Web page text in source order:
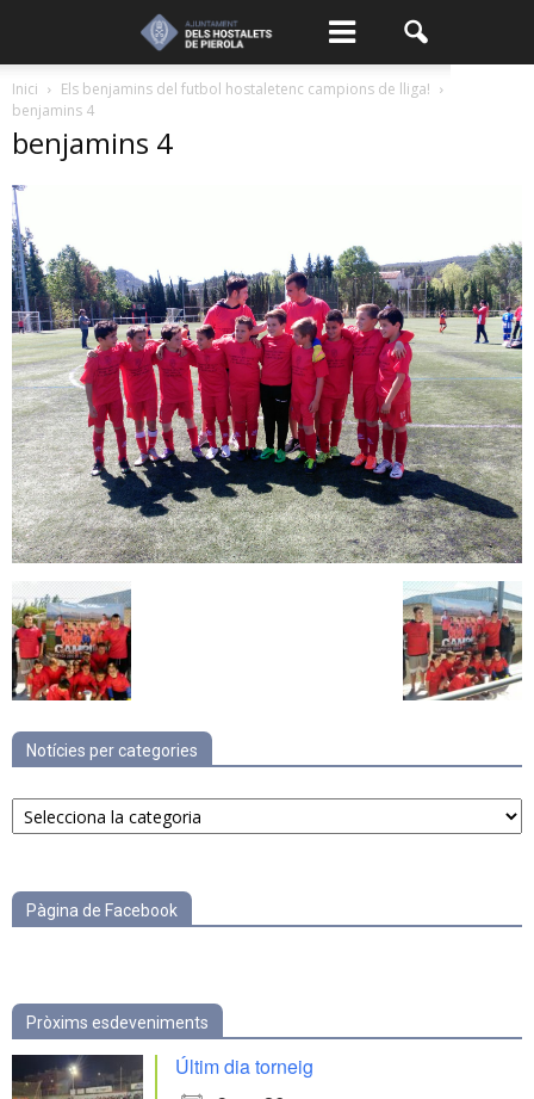
Inici
Els benjamins del futbol hostaletenc campions de lliga!
benjamins 4
benjamins 4
Notícies per categories
Notícies
per
Pàgina de Facebook
Pròxims esdeveniments
Últim dia torneig